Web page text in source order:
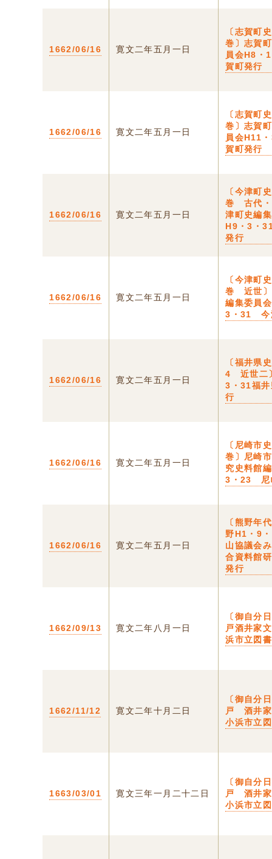
1662/06/16 寛文二年五月一日
〔志賀町
巻〕志賀
員会H8
賀町発行
1662/06/16 寛文二年五月一日
〔志賀町
巻〕志賀
員会H11
賀町発行
1662/06/16 寛文二年五月一日
〔今津町
巻 古代・
津町史編
H9・3・
発行
1662/06/16 寛文二年五月一日
〔今津町
巻 近世〕
編集委員
3・31 今
1662/06/16 寛文二年五月一日
〔福井県
4 近世二
3・31福
行
1662/06/16 寛文二年五月一日
〔尼崎市
巻〕尼崎
究史料館
3・23 尼
1662/06/16 寛文二年五月一日
〔熊野年
野H1・9
山協議会
合資料館
発行
1662/09/13 寛文二年八月一日
〔御自分
戸酒井家
浜市立図
1662/11/12 寛文二年十月二日
〔御自分
戸 酒井
小浜市立
1663/03/01 寛文三年一月二十二日
〔御自分
戸 酒井
小浜市立